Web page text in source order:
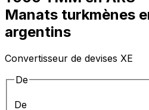
Manats turkmènes
argentins
Convertisseur de devises XE
De
De